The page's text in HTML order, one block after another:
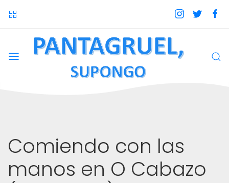
Comiendo con las
manos en O Cabazo